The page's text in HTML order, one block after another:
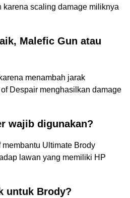
scaling damage miliknya
Malefic Gun atau
menambah jarak
Despair menghasilkan damage
wajib digunakan?
Ultimate Brody
lawan yang memiliki HP
untuk Brody?